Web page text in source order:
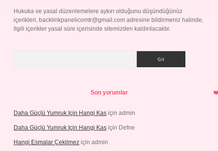
Hukuka ve yasal düzenlemelere aykırı olduğunu düşündüğünüz
içerikleri, backlinkpanelicomtr@gmail.com adresine bildirmeniz halinde,
ilgili içerikler yasal süre içerisinde sitemizden kaldırılacaktır.
Son yorumlar
Daha Güçlü Yumruk Için Hangi Kas için admin
Daha Güçlü Yumruk Için Hangi Kas için Defne
Hangi Esmalar Çekilmez için admin